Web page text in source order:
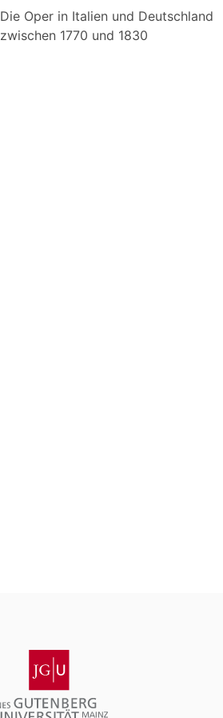
Die Oper in Italien und Deutschland
zwischen 1770 und 1830